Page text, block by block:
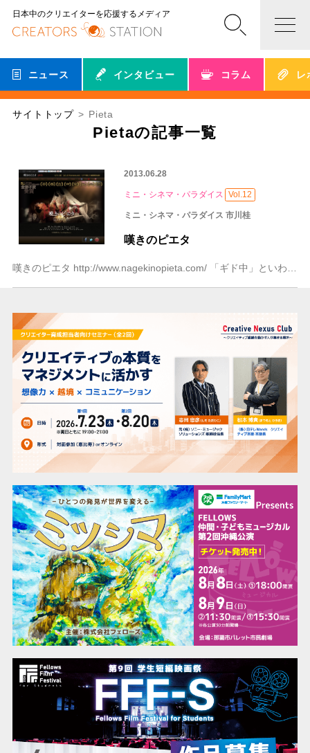
日本中のクリエイターを応援するメディア
ニュース インタビュー コラム レ
サイトトップ Pieta
Pietaの記事一覧
2013.06.28
ミニ・シネマ・パラダイス Vol.12
ミニ・シネマ・パラダイス 市川桂
嘆きのピエタ